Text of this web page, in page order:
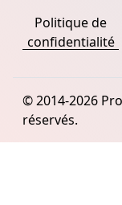
Politique de
confidentialité
© 2014-2026
réservés.